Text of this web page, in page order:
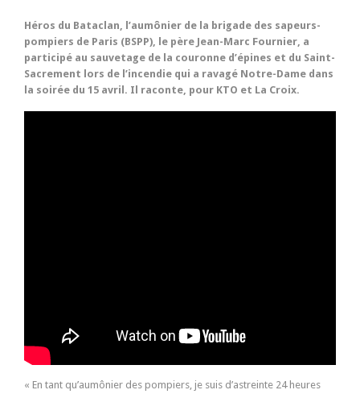
Héros du Bataclan, l’aumônier de la brigade des sapeurs-
pompiers de Paris (BSPP), le père Jean-Marc Fournier, a
participé au sauvetage de la couronne d’épines et du Saint-
Sacrement lors de l’incendie qui a ravagé Notre-Dame dans
la soirée du 15 avril. Il raconte, pour KTO et La Croix.
« En tant qu’aumônier des pompiers, je suis d’astreinte 24 heures